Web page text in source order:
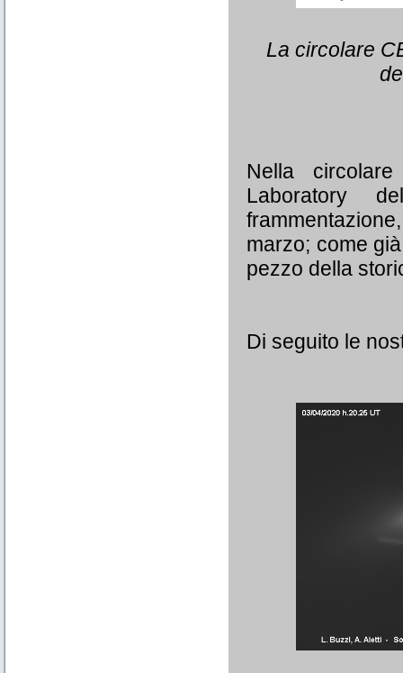
La circolare
Nella
Laboratory
marzo; come
pezzo della
Di seguito le